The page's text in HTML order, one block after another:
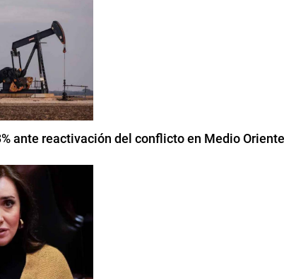
ante reactivación del conflicto en Medio